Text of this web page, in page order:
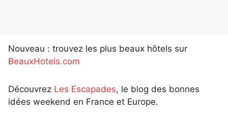
Nouveau : trouvez les plus beaux hôtels sur
BeauxHotels.com
Découvrez Les Escapades, le blog des bonnes
idées weekend en France et Europe.